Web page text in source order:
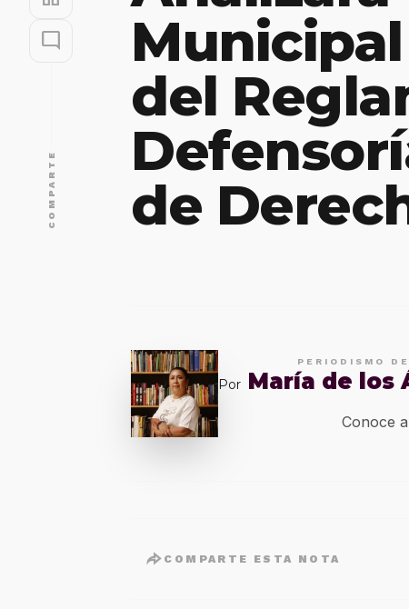
mode_comment
COMPARTE
del
de
PERIODISMO
Por María de los
Conoce
COMPARTE ESTA NOTA